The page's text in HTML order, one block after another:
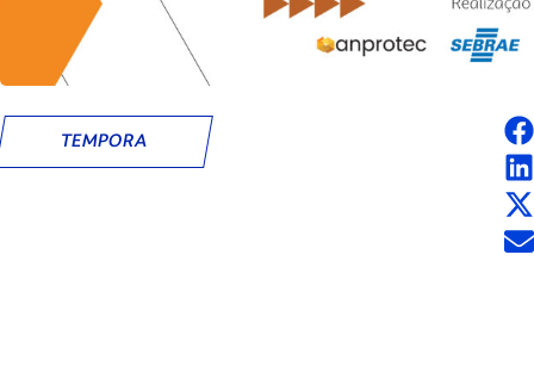
TEMPORA